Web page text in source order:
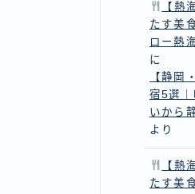
【熱
たす美
ロー熱
に
【静岡
宿5選｜
いから
より
【熱
たす美